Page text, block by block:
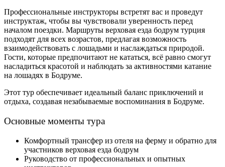
Профессиональные инструкторы встретят вас и проведут
инструктаж, чтобы вы чувствовали уверенность перед
началом поездки. Маршруты верховая езда бодрум турция
подходят для всех возрастов, предлагая возможность
взаимодействовать с лошадьми и наслаждаться природой.
Гости, которые предпочитают не кататься, всё равно смогут
насладиться красотой и наблюдать за активностями катание
на лошадях в Бодруме.
Этот тур обеспечивает идеальный баланс приключений и
отдыха, создавая незабываемые воспоминания в Бодруме.
Основные моменты тура
Комфортный трансфер из отеля на ферму и обратно для
участников верховая езда бодрум
Руководство от профессиональных и опытных